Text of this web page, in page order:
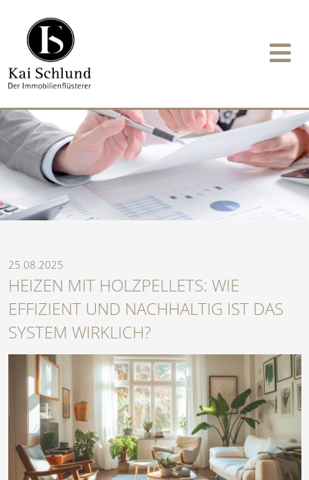
25.08.2025
HEIZEN MIT HOLZPELLETS: WIE
EFFIZIENT UND NACHHALTIG IST DAS
SYSTEM WIRKLICH?